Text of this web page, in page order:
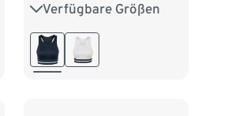
Verfügbare Größen
XS 32/34 S 36/38
M 40/42